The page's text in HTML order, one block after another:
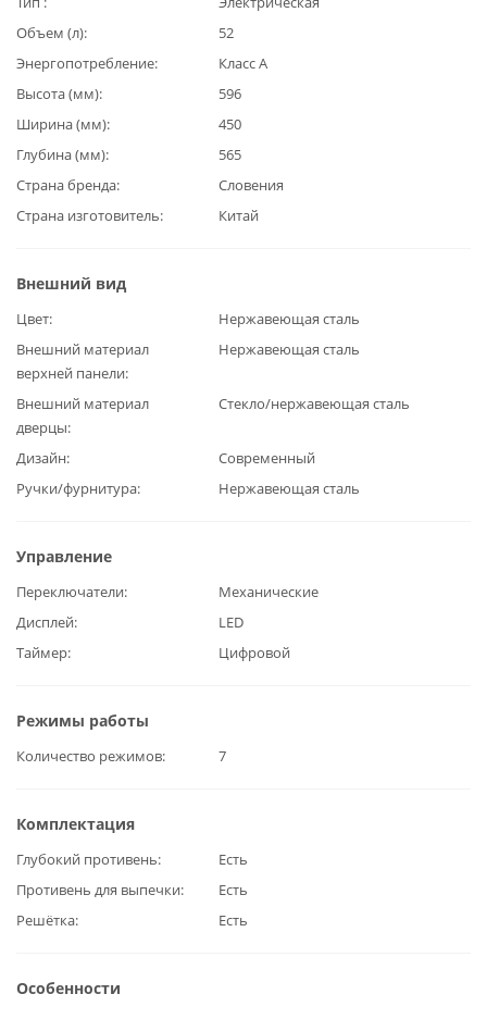
Объем (л)
52
Энергопотребление
Класс А
Высота (мм)
596
Ширина (мм)
450
Глубина (мм)
565
Страна бренда
Словения
Страна изготовитель
Китай
Внешний вид
Цвет
Нержавеющая сталь
Внешний материал
верхней панели
Нержавеющая сталь
Внешний материал
дверцы
Стекло/нержавеющая сталь
Дизайн
Современный
Ручки/фурнитура
Нержавеющая сталь
Управление
Переключатели
Механические
Дисплей
LED
Таймер
Цифровой
Режимы работы
Количество режимов 7
Комплектация
Глубокий противень
Есть
Противень для выпечки
Есть
Решётка
Есть
Особенности